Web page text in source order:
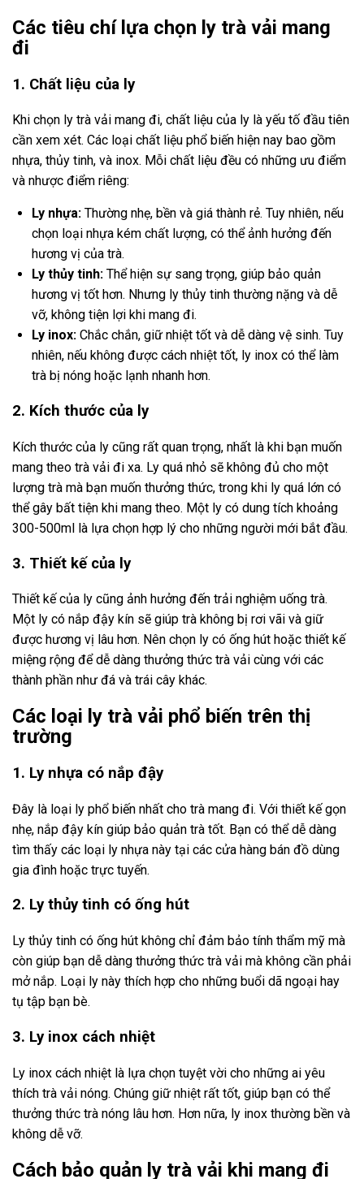
Các tiêu chí lựa chọn ly trà vải mang
đi
1. Chất liệu của ly
Khi chọn ly trà vải mang đi, chất liệu của ly là yếu tố đầu tiên
cần xem xét. Các loại chất liệu phổ biến hiện nay bao gồm
nhựa, thủy tinh, và inox. Mỗi chất liệu đều có những ưu điểm
và nhược điểm riêng:
Ly nhựa: Thường nhẹ, bền và giá thành rẻ. Tuy nhiên, nếu
chọn loại nhựa kém chất lượng, có thể ảnh hưởng đến
hương vị của trà.
Ly thủy tinh: Thể hiện sự sang trọng, giúp bảo quản
hương vị tốt hơn. Nhưng ly thủy tinh thường nặng và dễ
vỡ, không tiện lợi khi mang đi.
Ly inox: Chắc chắn, giữ nhiệt tốt và dễ dàng vệ sinh. Tuy
nhiên, nếu không được cách nhiệt tốt, ly inox có thể làm
trà bị nóng hoặc lạnh nhanh hơn.
2. Kích thước của ly
Kích thước của ly cũng rất quan trọng, nhất là khi bạn muốn
mang theo trà vải đi xa. Ly quá nhỏ sẽ không đủ cho một
lượng trà mà bạn muốn thưởng thức, trong khi ly quá lớn có
thể gây bất tiện khi mang theo. Một ly có dung tích khoảng
300-500ml là lựa chọn hợp lý cho những người mới bắt đầu.
3. Thiết kế của ly
Thiết kế của ly cũng ảnh hưởng đến trải nghiệm uống trà.
Một ly có nắp đậy kín sẽ giúp trà không bị rơi vãi và giữ
được hương vị lâu hơn. Nên chọn ly có ống hút hoặc thiết kế
miệng rộng để dễ dàng thưởng thức trà vải cùng với các
thành phần như đá và trái cây khác.
Các loại ly trà vải phổ biến trên thị
trường
1. Ly nhựa có nắp đậy
Đây là loại ly phổ biến nhất cho trà mang đi. Với thiết kế gọn
nhẹ, nắp đậy kín giúp bảo quản trà tốt. Bạn có thể dễ dàng
tìm thấy các loại ly nhựa này tại các cửa hàng bán đồ dùng
gia đình hoặc trực tuyến.
2. Ly thủy tinh có ống hút
Ly thủy tinh có ống hút không chỉ đảm bảo tính thẩm mỹ mà
còn giúp bạn dễ dàng thưởng thức trà vải mà không cần phải
mở nắp. Loại ly này thích hợp cho những buổi dã ngoại hay
tụ tập bạn bè.
3. Ly inox cách nhiệt
Ly inox cách nhiệt là lựa chọn tuyệt vời cho những ai yêu
thích trà vải nóng. Chúng giữ nhiệt rất tốt, giúp bạn có thể
thưởng thức trà nóng lâu hơn. Hơn nữa, ly inox thường bền và
không dễ vỡ.
Cách bảo quản ly trà vải khi mang đi